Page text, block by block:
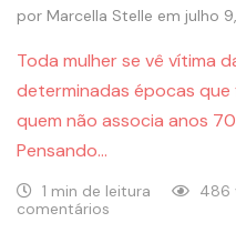
por Marcella Stelle em julho
Toda mulher se vê vítima
determinadas épocas que
quem não associa anos
Pensando…
1 min de leitura 486
comentários